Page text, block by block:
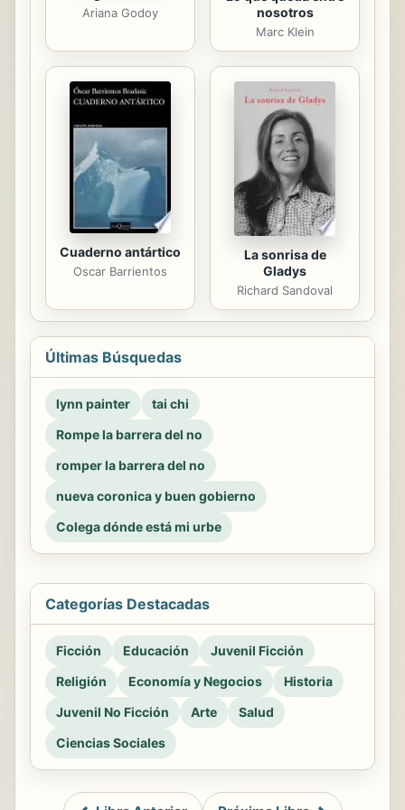
Ariana Godoy
nosotros
Marc Klein
Cuaderno antártico
Oscar Barrientos
La sonrisa de
Gladys
Richard Sandoval
Últimas Búsquedas
lynn painter
tai chi
Rompe la barrera del no
romper la barrera del no
nueva coronica y buen gobierno
Colega dónde está mi urbe
Categorías Destacadas
Ficción Educación
Juvenil Ficción
Religión
Economía y Negocios
Historia
Juvenil No Ficción
Arte
Salud
Ciencias Sociales